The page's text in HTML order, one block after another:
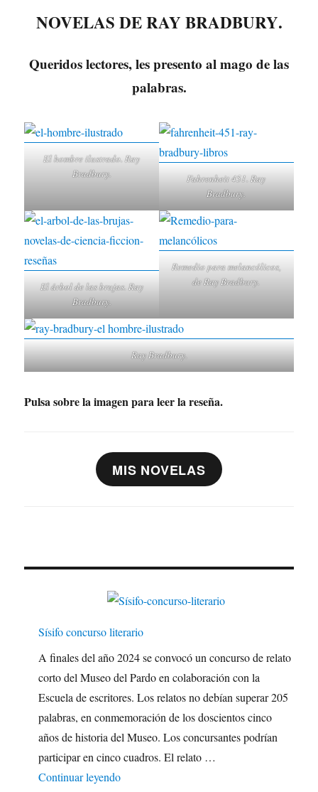
NOVELAS DE RAY BRADBURY.
Queridos lectores, les presento al mago de las
palabras.
El hombre ilustrado. Ray
Bradbury.
Fahrenheit 451. Ray
Bradbury.
El árbol de las brujas. Ray
Bradbury.
Remedio para melancólicos,
de Ray Bradbury.
Ray Bradbury.
Pulsa sobre la imagen para leer la reseña.
MIS NOVELAS
Sísifo concurso literario
A finales del año 2024 se convocó un concurso de relato
corto del Museo del Pardo en colaboración con la
Escuela de escritores. Los relatos no debían superar 205
palabras, en conmemoración de los doscientos cinco
años de historia del Museo. Los concursantes podrían
participar en cinco cuadros. El relato …
Continuar leyendo"Sísifo concurso literario"